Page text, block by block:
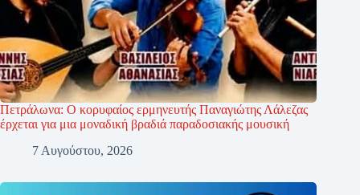
Πετράλωνα: Ο κορυφαίος ερμηνευτής Παναγιώτης Λάλεζας
έρχεται για μια μοναδική βραδιά παραδοσιακής μουσική
7 Αυγούστου, 2026